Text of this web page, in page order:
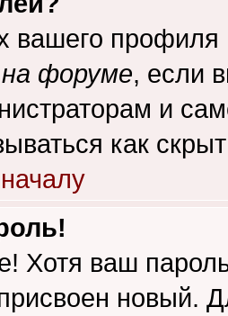
вашего
форуме, если
и
как
Хотя ваш
новый.